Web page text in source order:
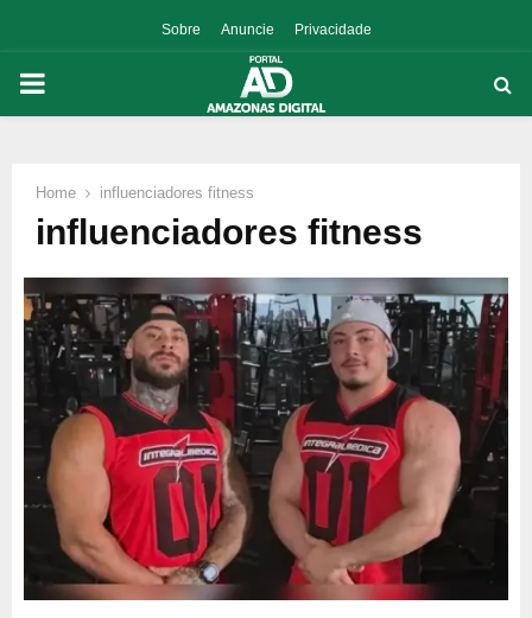
Sobre Anuncie Privacidade
PRIMARY
Home influenciadores fitness
influenciadores fitness